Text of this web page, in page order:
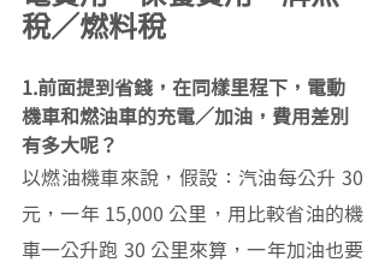
稅／燃料稅
1.前面提到省錢，在同樣里程下，電動
機車和燃油車的充電／加油，費用差別
有多大呢？
以燃油機車來說，假設：汽油每公升 30
元，一年 15,000 公里，用比較省油的機
車一公升跑 30 公里來算，一年加油也要